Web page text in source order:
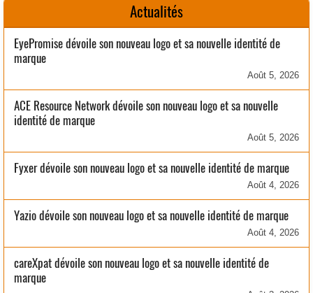
Actualités
EyePromise dévoile son nouveau logo et sa nouvelle identité de
marque
Août 5, 2026
ACE Resource Network dévoile son nouveau logo et sa nouvelle
identité de marque
Août 5, 2026
Fyxer dévoile son nouveau logo et sa nouvelle identité de marque
Août 4, 2026
Yazio dévoile son nouveau logo et sa nouvelle identité de marque
Août 4, 2026
careXpat dévoile son nouveau logo et sa nouvelle identité de
marque